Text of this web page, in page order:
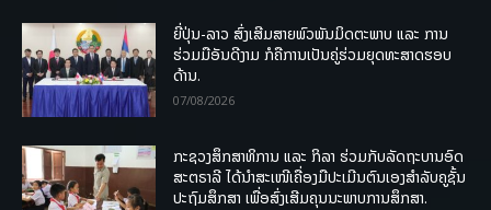
ຍີ່ປຸ່ນ-ລາວ ສົ່ງເສີມສາຍພົວພັນມິດຕະພາບ ແລະ ການ
ຮ່ວມມືອັນດີງາມ ກໍຄືການເປັນຄູ່ຮ່ວມຍຸດທະສາດຮອບ
ດ້ານ.
07/08/2026
ກະຊວງສຶກສາທິການ ແລະ ກິລາ ຮ່ວມກັບລັດຖະບານອົດ
ສະຕຣາລີ ໄດ້ນຳສະເໜີເຄື່ອງມືປະເມີນຕົນເອງສຳລັບຄູຊັ້ນ
ປະຖົມສຶກສາ ເພື່ອສົ່ງເສີມຄຸນນະພາບການສຶກສາ.